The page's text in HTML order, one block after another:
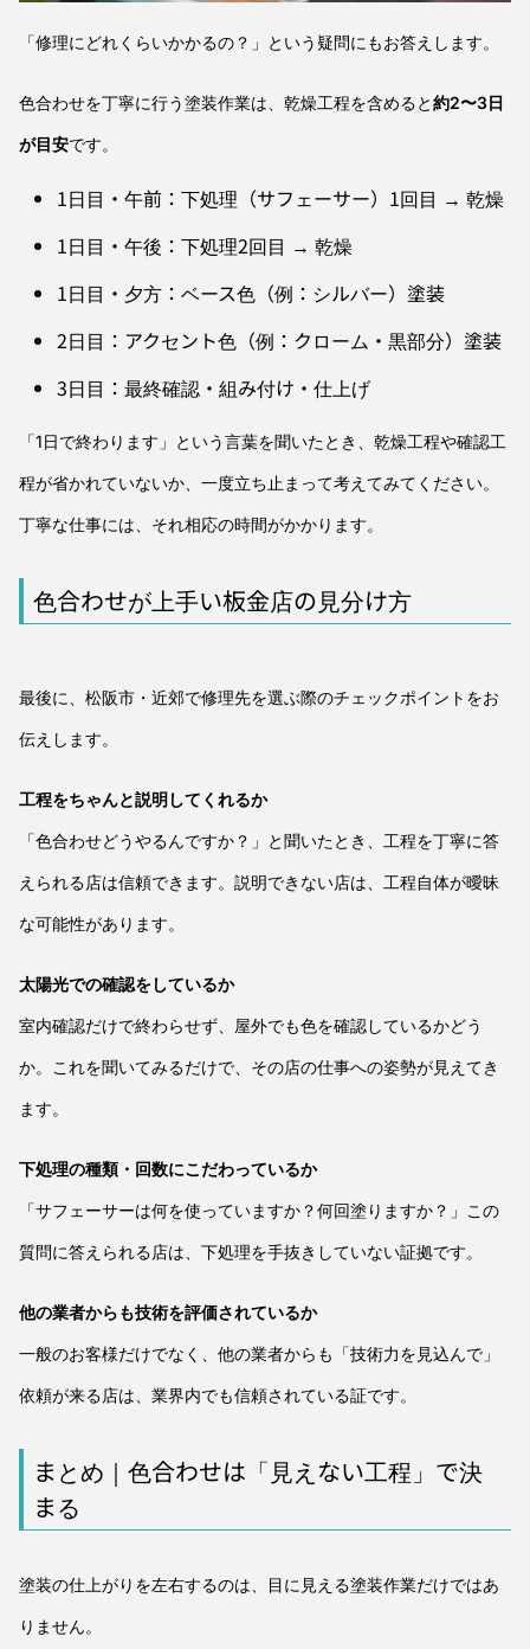
「修理にどれくらいかかるの？」という疑問にもお答えします。
色合わせを丁寧に行う塗装作業は、乾燥工程を含めると約2〜3日
が目安です。
1日目・午前：下処理（サフェーサー）1回目 → 乾燥
1日目・午後：下処理2回目 → 乾燥
1日目・夕方：ベース色（例：シルバー）塗装
2日目：アクセント色（例：クローム・黒部分）塗装
3日目：最終確認・組み付け・仕上げ
「1日で終わります」という言葉を聞いたとき、乾燥工程や確認工
程が省かれていないか、一度立ち止まって考えてみてください。
丁寧な仕事には、それ相応の時間がかかります。
色合わせが上手い板金店の見分け方
最後に、松阪市・近郊で修理先を選ぶ際のチェックポイントをお
伝えします。
工程をちゃんと説明してくれるか
「色合わせどうやるんですか？」と聞いたとき、工程を丁寧に答
えられる店は信頼できます。説明できない店は、工程自体が曖昧
な可能性があります。
太陽光での確認をしているか
室内確認だけで終わらせず、屋外でも色を確認しているかどう
か。これを聞いてみるだけで、その店の仕事への姿勢が見えてき
ます。
下処理の種類・回数にこだわっているか
「サフェーサーは何を使っていますか？何回塗りますか？」この
質問に答えられる店は、下処理を手抜きしていない証拠です。
他の業者からも技術を評価されているか
一般のお客様だけでなく、他の業者からも「技術力を見込んで」
依頼が来る店は、業界内でも信頼されている証です。
まとめ｜色合わせは「見えない工程」で決
まる
塗装の仕上がりを左右するのは、目に見える塗装作業だけではあ
りません。